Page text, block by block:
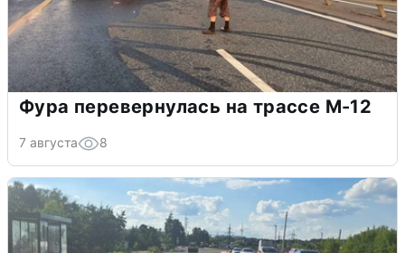
Фура перевернулась на трассе М-12
7 августа 8